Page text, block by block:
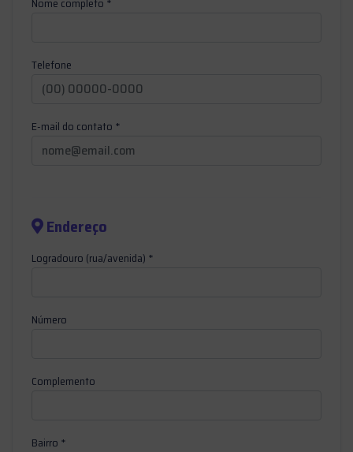
Telefone
E-mail do contato *
Endereço
Logradouro (rua/avenida) *
Número
Complemento
Bairro *